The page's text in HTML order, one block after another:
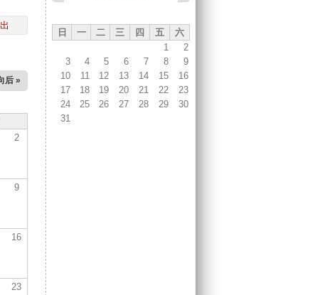
后 »
2
9
16
23
日 一 二 三 四 五
六
1
2
3
4 5 6 7 8
9
10
11 12 13 14 15
16
17
18 19 20 21 22
23
24
25 26 27 28 29
30
31